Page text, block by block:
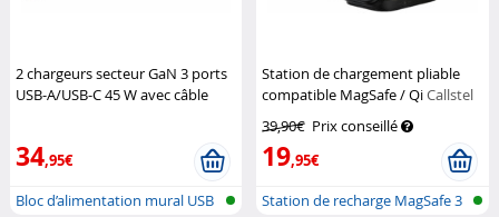
2 chargeurs secteur GaN 3 ports
USB-A/USB-C 45 W avec câble
34,95€
Bloc d’alimentation mural USB
Station de chargement pliable
compatible MagSafe / QiCallstel
39,90€ Prix conseillé
19,95€
Station de recharge MagSafe 3